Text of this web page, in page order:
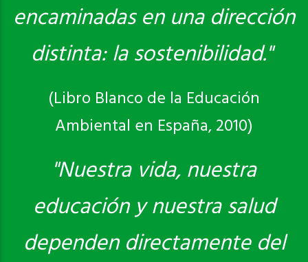
encaminadas en una dirección
distinta: la sostenibilidad."
(Libro Blanco de la Educación
Ambiental en España, 2010)
"Nuestra vida, nuestra
educación y nuestra salud
dependen directamente del